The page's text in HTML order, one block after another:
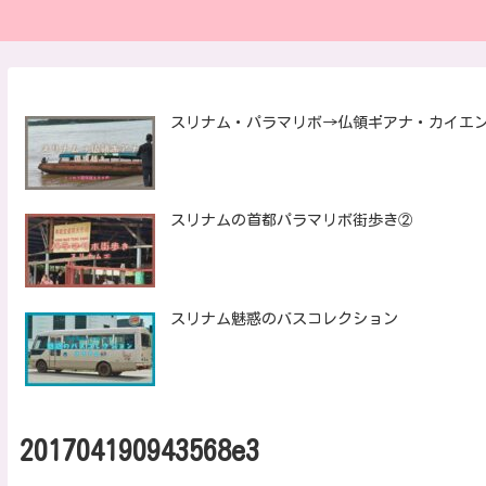
スリナム・パラマリボ→仏領ギアナ・カイエ
スリナムの首都パラマリボ街歩き②
スリナム魅惑のバスコレクション
201704190943568e3